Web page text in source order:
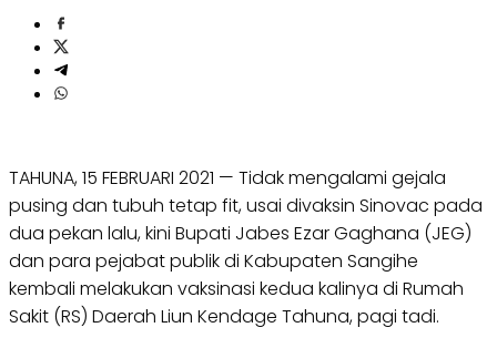
TAHUNA, 15 FEBRUARI 2021 — Tidak mengalami gejala
pusing dan tubuh tetap fit, usai divaksin Sinovac pada
dua pekan lalu, kini Bupati Jabes Ezar Gaghana (JEG)
dan para pejabat publik di Kabupaten Sangihe
kembali melakukan vaksinasi kedua kalinya di Rumah
Sakit (RS) Daerah Liun Kendage Tahuna, pagi tadi.